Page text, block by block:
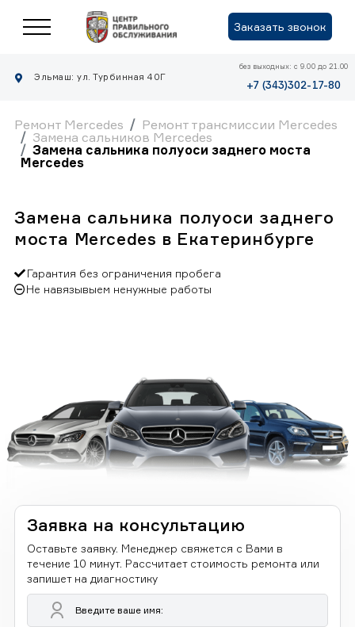
Заказать звонок
Эльмаш: ул. Турбинная 40Г
без выходных: с 9.00 до 21.00
+7 (343)302-17-80
Ремонт Mercedes
Ремонт трансмиссии Mercedes
Замена сальников Mercedes
Замена сальника полуоси заднего моста
Mercedes
Замена сальника полуоси заднего
моста Mercedes в Екатеринбурге
Гарантия без ограничения пробега
Не навязывыем ненужные работы
Заявка на консультацию
Оставьте заявку. Менеджер свяжется с Вами в
течение 10 минут. Рассчитает стоимость ремонта или
запишет на диагностику